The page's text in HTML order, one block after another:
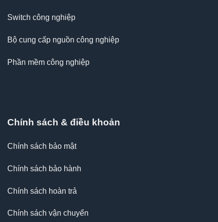
Switch công nghiệp
Bộ cung cấp nguồn công nghiệp
Phần mềm công nghiệp
Chính sách & điều khoản
Chính sách bảo mật
Chính sách bảo hành
Chính sách hoàn trả
Chính sách vận chuyển